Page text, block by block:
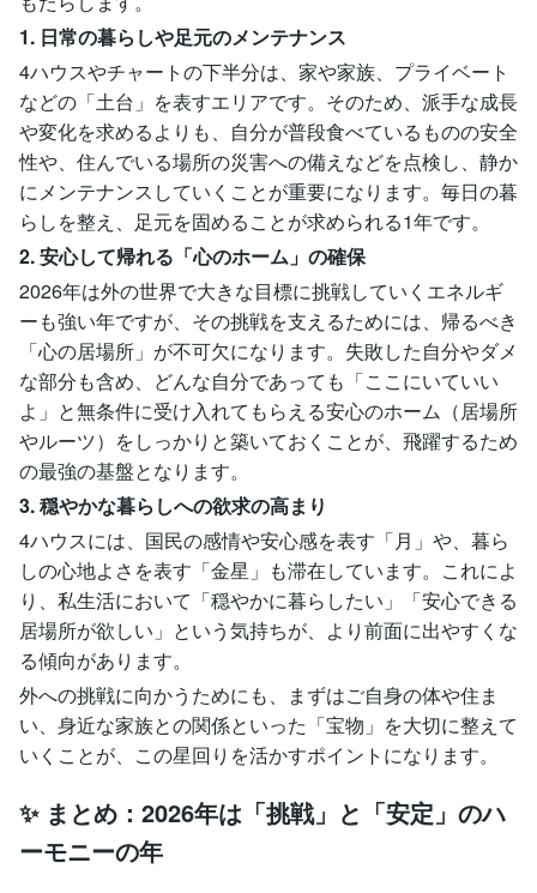
1. 日常の暮らしや足元のメンテナンス
4ハウスやチャートの下半分は、家や家族、プライベート
などの「土台」を表すエリアです。そのため、派手な成長
や変化を求めるよりも、自分が普段食べているものの安全
性や、住んでいる場所の災害への備えなどを点検し、静か
にメンテナンスしていくことが重要になります。毎日の暮
らしを整え、足元を固めることが求められる1年です。
2. 安心して帰れる「心のホーム」の確保
2026年は外の世界で大きな目標に挑戦していくエネルギ
ーも強い年ですが、その挑戦を支えるためには、帰るべき
「心の居場所」が不可欠になります。失敗した自分やダメ
な部分も含め、どんな自分であっても「ここにいていい
よ」と無条件に受け入れてもらえる安心のホーム（居場所
やルーツ）をしっかりと築いておくことが、飛躍するため
の最強の基盤となります。
3. 穏やかな暮らしへの欲求の高まり
4ハウスには、国民の感情や安心感を表す「月」や、暮ら
しの心地よさを表す「金星」も滞在しています。これによ
り、私生活において「穏やかに暮らしたい」「安心できる
居場所が欲しい」という気持ちが、より前面に出やすくな
る傾向があります。
外への挑戦に向かうためにも、まずはご自身の体や住ま
い、身近な家族との関係といった「宝物」を大切に整えて
いくことが、この星回りを活かすポイントになります。
✨ まとめ：2026年は「挑戦」と「安定」のハ
ーモニーの年